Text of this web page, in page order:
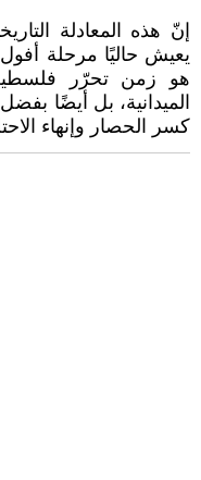
إنّ هذه المعادلة
يعيش حاليًا مرحلة أفول
هو زمن تحرّر
الميدانية، بل أيضًا
كسر الحصار وإنهاء